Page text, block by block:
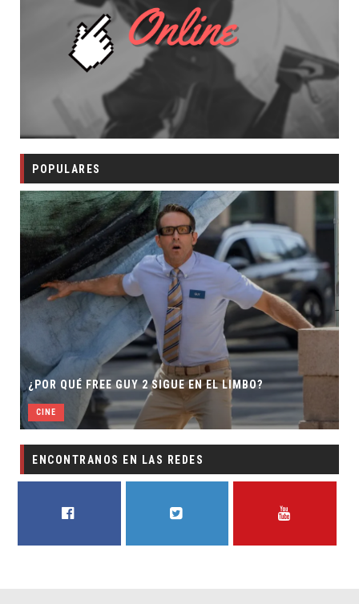
POPULARES
¿POR QUÉ FREE GUY 2 SIGUE EN EL LIMBO?
CINE
ENCONTRANOS EN LAS REDES